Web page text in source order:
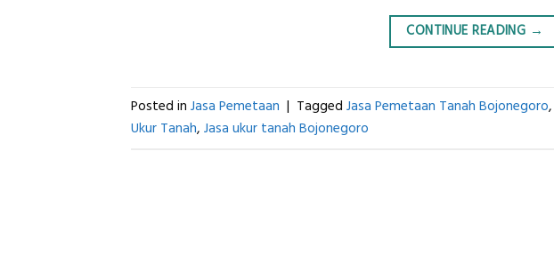
CONTINUE READING →
Posted in Jasa Pemetaan | Tagged Jasa Pemetaan Tanah Bojonegoro,
Ukur Tanah, Jasa ukur tanah Bojonegoro